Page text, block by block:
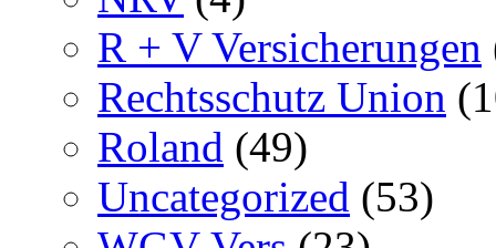
R + V Versicherungen
Rechtsschutz Union
Roland (49)
Uncategorized (53)